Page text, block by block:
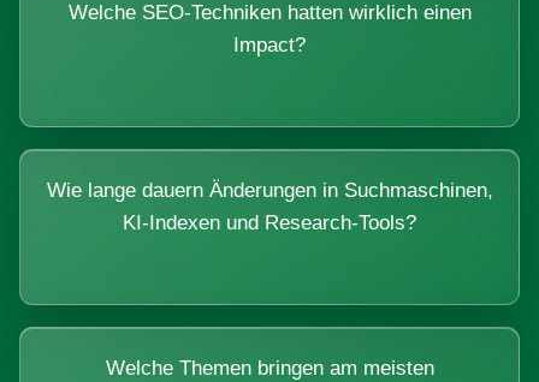
Welche SEO-Techniken hatten wirklich einen
Impact?
Wie lange dauern Änderungen in Suchmaschinen,
KI-Indexen und Research-Tools?
Welche Themen bringen am meisten